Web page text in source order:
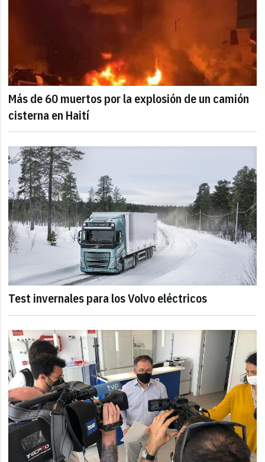
Más de 60 muertos por la explosión de un camión
cisterna en Haití
Test invernales para los Volvo eléctricos